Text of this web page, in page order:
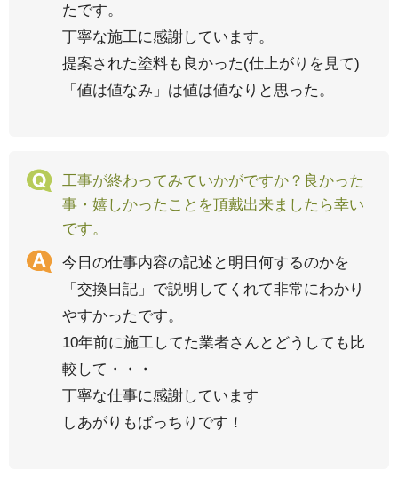
たです。
丁寧な施工に感謝しています。
提案された塗料も良かった(仕上がりを見て)
「値は値なみ」は値は値なりと思った。
工事が終わってみていかがですか？良かった
事・嬉しかったことを頂戴出来ましたら幸い
です。
今日の仕事内容の記述と明日何するのかを
「交換日記」で説明してくれて非常にわかり
やすかったです。
10年前に施工してた業者さんとどうしても比
較して・・・
丁寧な仕事に感謝しています
しあがりもばっちりです！